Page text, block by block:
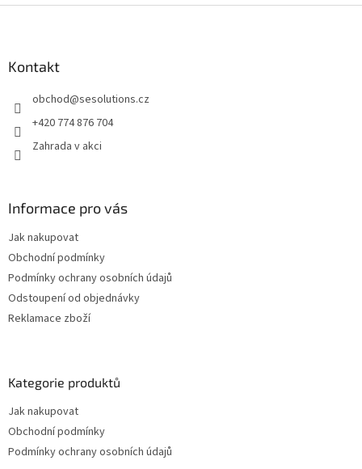
v
Kontakt
obchod@sesolutions.cz
+420 774 876 704
Zahrada v akci
Informace pro vás
Jak nakupovat
Obchodní podmínky
Podmínky ochrany osobních údajů
Odstoupení od objednávky
Reklamace zboží
Kategorie produktů
Jak nakupovat
Obchodní podmínky
Podmínky ochrany osobních údajů